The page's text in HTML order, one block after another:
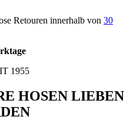
Retouren innerhalb von 30
1955
HOSEN LIEBEN